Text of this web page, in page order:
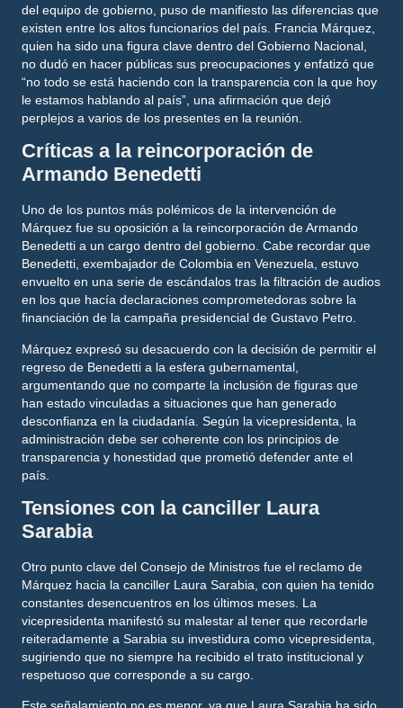
del equipo de gobierno, puso de manifiesto las diferencias que
existen entre los altos funcionarios del país. Francia Márquez,
quien ha sido una figura clave dentro del Gobierno Nacional,
no dudó en hacer públicas sus preocupaciones y enfatizó que
“no todo se está haciendo con la transparencia con la que hoy
le estamos hablando al país”, una afirmación que dejó
perplejos a varios de los presentes en la reunión.
Críticas a la reincorporación de
Armando Benedetti
Uno de los puntos más polémicos de la intervención de
Márquez fue su oposición a la reincorporación de Armando
Benedetti a un cargo dentro del gobierno. Cabe recordar que
Benedetti, exembajador de Colombia en Venezuela, estuvo
envuelto en una serie de escándalos tras la filtración de audios
en los que hacía declaraciones comprometedoras sobre la
financiación de la campaña presidencial de Gustavo Petro.
Márquez expresó su desacuerdo con la decisión de permitir el
regreso de Benedetti a la esfera gubernamental,
argumentando que no comparte la inclusión de figuras que
han estado vinculadas a situaciones que han generado
desconfianza en la ciudadanía. Según la vicepresidenta, la
administración debe ser coherente con los principios de
transparencia y honestidad que prometió defender ante el
país.
Tensiones con la canciller Laura
Sarabia
Otro punto clave del Consejo de Ministros fue el reclamo de
Márquez hacia la canciller Laura Sarabia, con quien ha tenido
constantes desencuentros en los últimos meses. La
vicepresidenta manifestó su malestar al tener que recordarle
reiteradamente a Sarabia su investidura como vicepresidenta,
sugiriendo que no siempre ha recibido el trato institucional y
respetuoso que corresponde a su cargo.